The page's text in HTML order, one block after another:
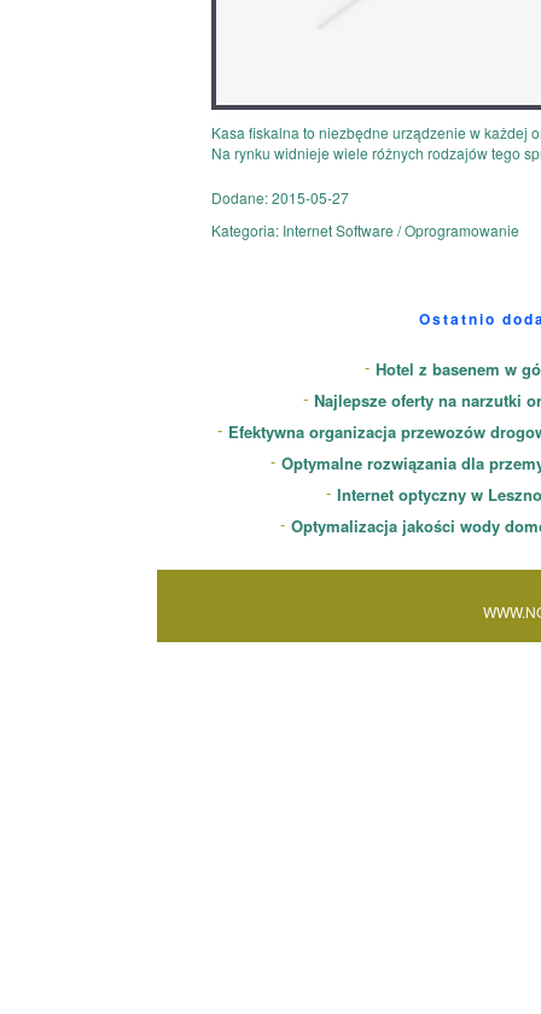
Kasa fiskalna to niezbędne urządzenie w każdej
Na rynku widnieje wiele różnych rodzajów tego
Dodane: 2015-05-27
Kategoria: Internet Software / Oprogramowanie
Ostatnio
Hotel z basenem w
Najlepsze oferty na narzutki
Efektywna organizacja przewozów
Optymalne rozwiązania dla
Internet optyczny w
Optymalizacja jakości wody